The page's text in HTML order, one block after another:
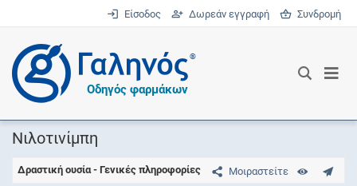
Είσοδος Δωρεάν εγγραφή Συνδρομή
®
Οδηγός φαρμάκων
Νιλοτινίμπη
Μοιραστείτε
Δραστική ουσία - Γενικές πληροφορίες